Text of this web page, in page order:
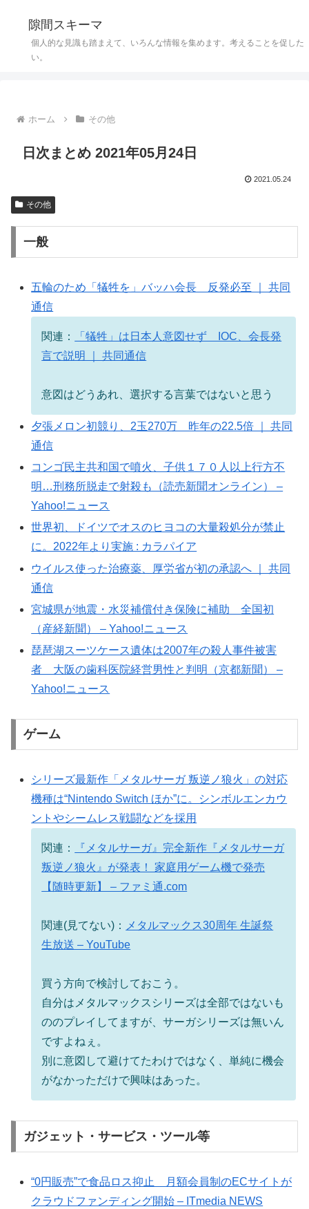
隙間スキーマ
個人的な見識も踏まえて、いろんな情報を集めます。考えることを促した
い。
ホーム その他
日次まとめ 2021年05月24日
2021.05.24
その他
一般
五輪のため「犠牲を」バッハ会長 反発必至 ｜ 共同
通信
関連：
「犠牲」は日本人意図せず IOC、会長発
言で説明 ｜ 共同通信
意図はどうあれ、選択する言葉ではないと思う
夕張メロン初競り、2玉270万 昨年の22.5倍 ｜ 共同
通信
コンゴ民主共和国で噴火、子供１７０人以上行方不
明…刑務所脱走で射殺も（読売新聞オンライン） –
Yahoo!ニュース
世界初、ドイツでオスのヒヨコの大量殺処分が禁止
に。2022年より実施 : カラパイア
ウイルス使った治療薬、厚労省が初の承認へ ｜ 共同
通信
宮城県が地震・水災補償付き保険に補助 全国初
（産経新聞） – Yahoo!ニュース
琵琶湖スーツケース遺体は2007年の殺人事件被害
者 大阪の歯科医院経営男性と判明（京都新聞） –
Yahoo!ニュース
ゲーム
シリーズ最新作「メタルサーガ 叛逆ノ狼火」の対応
機種は“Nintendo Switch ほか”に。シンボルエンカウ
ントやシームレス戦闘などを採用
関連：
『メタルサーガ』完全新作『メタルサーガ
叛逆ノ狼火』が発表！ 家庭用ゲーム機で発売
【随時更新】 – ファミ通.com
関連(見てない)： メタルマックス30周年 生誕祭
生放送 – YouTube
買う方向で検討しておこう。
自分はメタルマックスシリーズは全部ではないも
ののプレイしてますが、サーガシリーズは無いん
ですよねぇ。
別に意図して避けてたわけではなく、単純に機会
がなかっただけで興味はあった。
ガジェット・サービス・ツール等
“0円販売”で食品ロス抑止 月額会員制のECサイトが
クラウドファンディング開始 – ITmedia NEWS